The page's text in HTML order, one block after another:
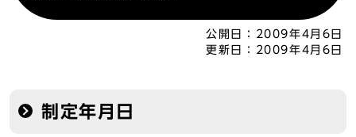
公開日：
2009年4月6日
更新日：
2009年4月6日
制定年月日